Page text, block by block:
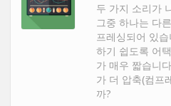
두 가지 소리가
그중 하나는 다
프레싱되어 있
하기 쉽도록 어
가 매우 짧습니
가 더 압축(컴프
까?